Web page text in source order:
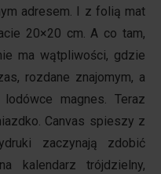
adresem.
I z folią mat
20×20 cm. A co tam,
ma wątpliwości, gdzie
rozdane znajomym, a
magnes. Teraz
Canvas spieszy z
zaczynają zdobić
kalendarz trójdzielny,